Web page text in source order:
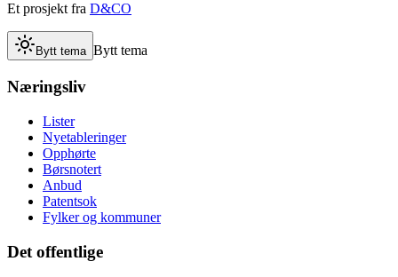
Et prosjekt fra D&CO
Bytt tema Bytt tema
Næringsliv
Lister
Nyetableringer
Opphørte
Børsnotert
Anbud
Patentsok
Fylker og kommuner
Det offentlige